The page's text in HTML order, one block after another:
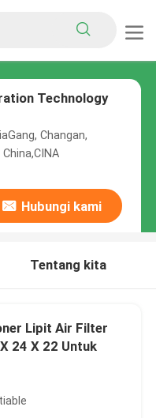
Technology
Changan,
Hubungi kami
Tentang kita
Lipit Air Filter
24 X 22 Untuk